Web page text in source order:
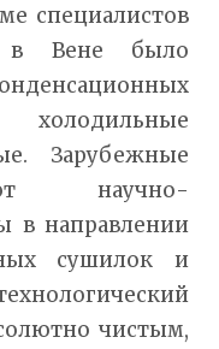
специалистов
в Вене было
Зарубежные
научно-
в направлении
сушилок и
чистым,